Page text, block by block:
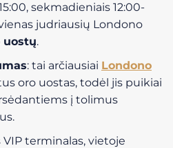
sekmadieniais 12:00-
judriausių Londono
uostų.
: tai arčiausiai Londono
oro uostas, todėl jis puikiai
į tolimus
VIP terminalas, vietoje